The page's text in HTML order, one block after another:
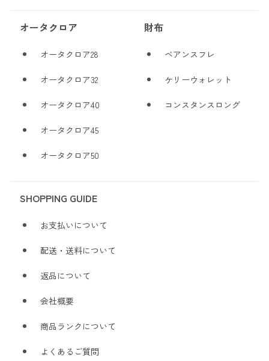
オータクロア
オータクロア28
オータクロア32
オータクロア40
オータクロア45
オータクロア50
財布
ベアンスフレ
ケリーウォレット
コンスタンスロング
SHOPPING GUIDE
お支払いについて
配送・送料について
返品について
会社概要
商品ランクについて
よくあるご質問